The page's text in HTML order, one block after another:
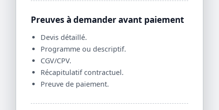
Preuves à demander avant paiement
Devis détaillé.
Programme ou descriptif.
CGV/CPV.
Récapitulatif contractuel.
Preuve de paiement.